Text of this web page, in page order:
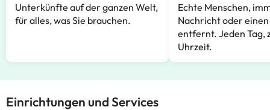
Unterkünfte auf der ganzen Welt,
für alles, was Sie brauchen.
Echte Menschen,
Nachricht oder
entfernt. Jeden Tag,
Uhrzeit.
Einrichtungen und Services